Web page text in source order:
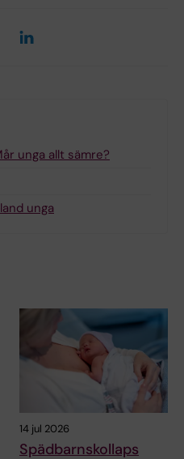
unga allt sämre?
unga
14 jul 2026
Spädbarnskollaps